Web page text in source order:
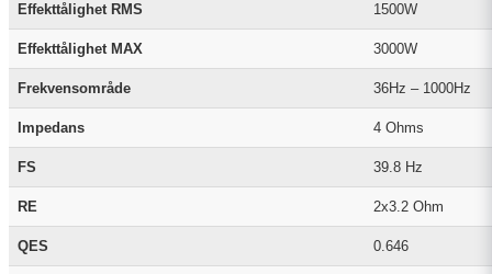
Effekttålighet RMS 1500W
Effekttålighet MAX 3000W
Frekvensområde 36Hz – 1000Hz
Impedans 4 Ohms
FS 39.8 Hz
RE 2x3.2 Ohm
QES 0.646